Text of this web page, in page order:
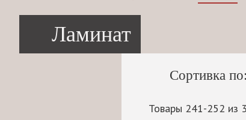
Ламинат
Сортивка по:
Товары 241-252 из